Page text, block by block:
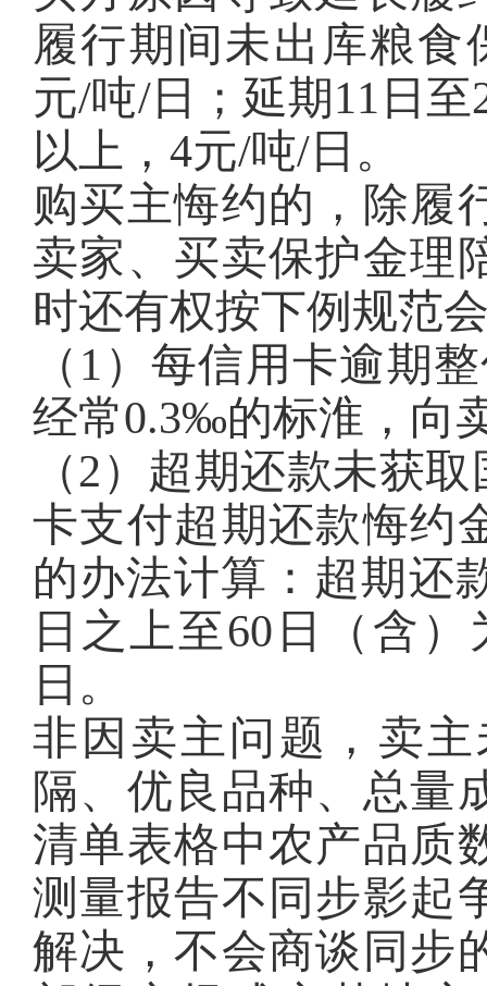
履行期间未出库粮食
元/吨/日；延期11日
以上，4元/吨/日。
购买主悔约的，除履
卖家、买卖保护金理
时还有权按下例规范
（1）每信用卡逾期
经常0.3‰的标淮，向
（2）超期还款未获
卡支付超期还款悔约
的办法计算：超期还
日之上至60日（含
日。
非因卖主问题，卖
隔、优良品种、总量
清单表格中农产品质
测量报告不同步影起
解决，不会商谈同步